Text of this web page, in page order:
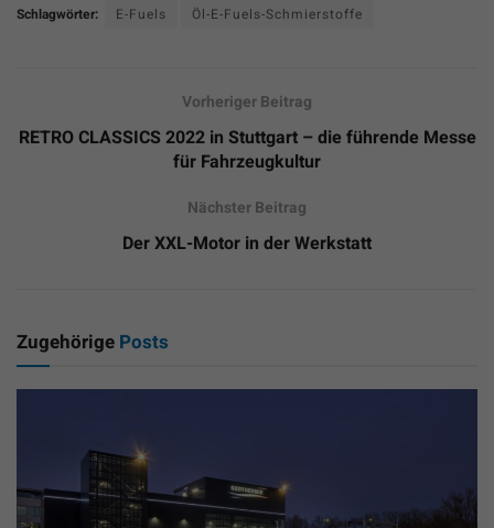
Schlagwörter:
E-Fuels Öl-E-Fuels-Schmierstoffe
Vorheriger Beitrag
RETRO CLASSICS 2022 in Stuttgart – die führende Messe
für Fahrzeugkultur
Nächster Beitrag
Der XXL-Motor in der Werkstatt
Zugehörige Posts